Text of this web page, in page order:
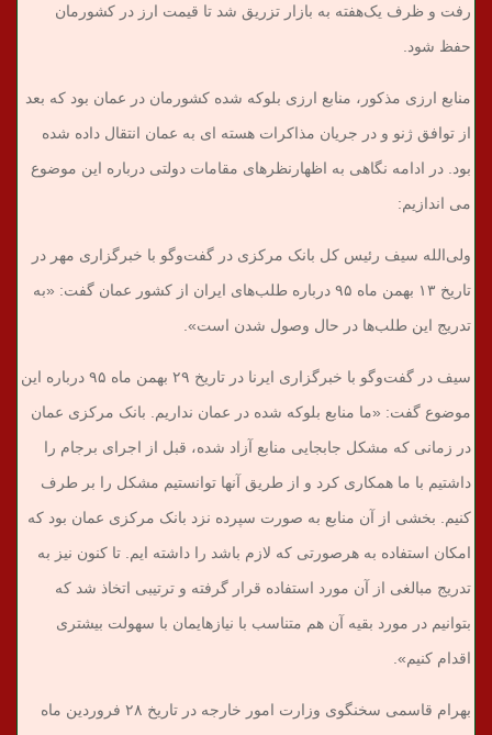
رفت و ظرف یک‌هفته به بازار تزریق شد تا قیمت ارز در کشورمان
حفظ شود.
منابع ارزی مذکور، منابع ارزی بلوکه شده کشورمان در عمان بود که بعد
از توافق ژنو و در جریان مذاکرات هسته ای به عمان انتقال داده شده
بود. در ادامه نگاهی به اظهارنظرهای مقامات دولتی درباره این موضوع
می اندازیم:
ولی‌الله سیف رئیس کل بانک مرکزی در گفت‌وگو با خبرگزاری مهر در
تاریخ ۱۳ بهمن ماه ۹۵ درباره طلب‌های ایران از کشور عمان گفت: «به
تدریج این طلب‌ها در حال وصول شدن است».
سیف در گفت‌وگو با خبرگزاری ایرنا در تاریخ ۲۹ بهمن ماه ۹۵ درباره این
موضوع گفت: «ما منابع بلوکه شده در عمان نداریم. بانک مرکزی عمان
در زمانی که مشکل جابجایی منابع آزاد شده، قبل از اجرای برجام را
داشتیم با ما همکاری کرد و از طریق آنها توانستیم مشکل را بر طرف
کنیم. بخشی از آن منابع به صورت سپرده نزد بانک مرکزی عمان بود که
امکان استفاده به هرصورتی که لازم باشد را داشته ایم. تا کنون نیز به
تدریج مبالغی از آن مورد استفاده قرار گرفته و ترتیبی اتخاذ شد که
بتوانیم در مورد بقیه آن هم متناسب با نیازهایمان با سهولت بیشتری
اقدام کنیم».
بهرام قاسمی سخنگوی وزارت امور خارجه در تاریخ ۲۸ فروردین ماه